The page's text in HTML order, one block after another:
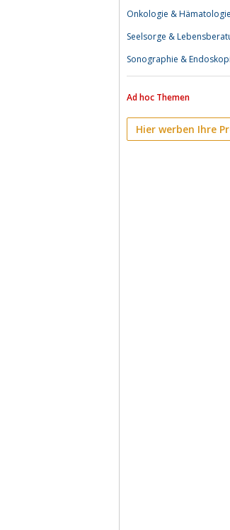
Onkologie & Hämatologie
Seelsorge &
Sonographie &
Ad hoc Themen
Hier werben Ihre